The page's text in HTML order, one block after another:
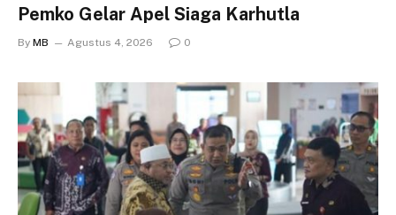
Pemko Gelar Apel Siaga Karhutla
By MB Agustus 4, 2026 0